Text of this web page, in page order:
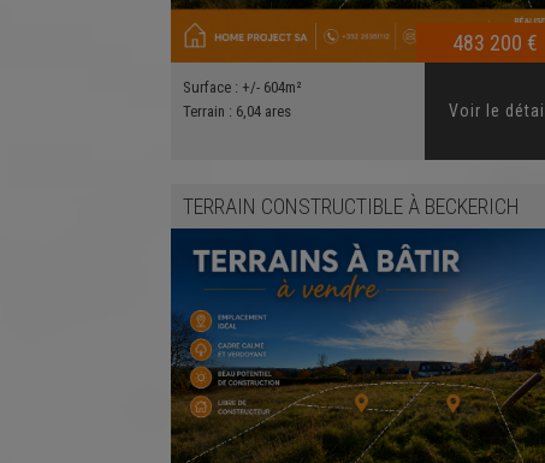
Surface : +/- 604m²
Terrain : 6,04 ares
483 200 €
Voir le détail
TERRAIN CONSTRUCTIBLE À BECKERICH